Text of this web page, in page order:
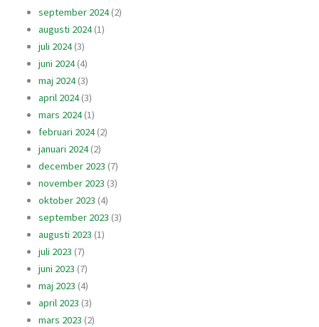
september 2024(2)
augusti 2024(1)
juli 2024(3)
juni 2024(4)
maj 2024(3)
april 2024(3)
mars 2024(1)
februari 2024(2)
januari 2024(2)
december 2023 (7)
november 2023 (3)
oktober 2023 (4)
september 2023 (3)
augusti 2023 (1)
juli 2023 (7)
juni 2023 (7)
maj 2023 (4)
april 2023 (3)
mars 2023 (2)